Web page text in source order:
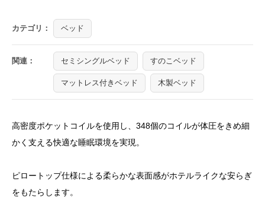
カテゴリ： ベッド
関連： セミシングルベッド すのこベッド
マットレス付きベッド 木製ベッド
高密度ポケットコイルを使用し、348個のコイルが体圧をきめ細
かく支える快適な睡眠環境を実現。
ピロートップ仕様による柔らかな表面感がホテルライクな安らぎ
をもたらします。